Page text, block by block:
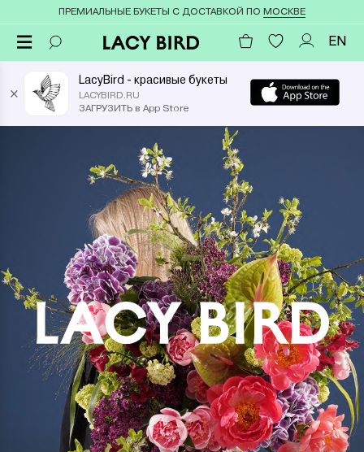
ПРЕМИАЛЬНЫЕ БУКЕТЫ С ДОСТАВКОЙ ПО МОСКВЕ
EN
×
LacyBird - красивые букеты
LACYBIRD.RU
ЗАГРУЗИТЬ в App Store